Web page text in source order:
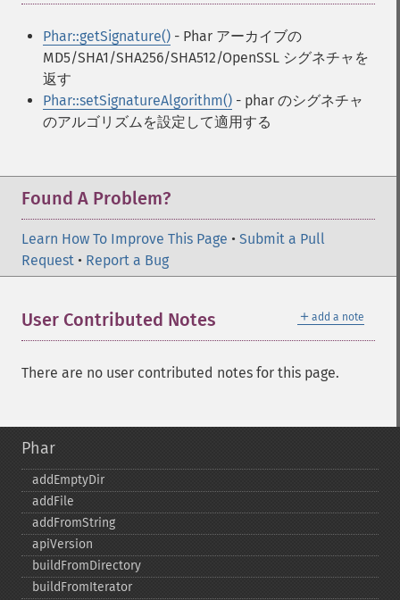
Phar::getSignature() - Phar アーカイブの
MD5/SHA1/SHA256/SHA512/OpenSSL シグネチャを
返す
Phar::setSignatureAlgorithm() - phar のシグネチャ
のアルゴリズムを設定して適用する
Found A Problem?
Learn How To Improve This Page • Submit a Pull
Request • Report a Bug
＋ add a note
User Contributed Notes
There are no user contributed notes for this page.
Phar
addEmptyDir
addFile
addFromString
apiVersion
buildFromDirectory
buildFromIterator